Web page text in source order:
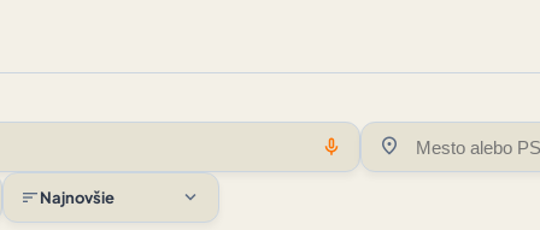
mic location_on
sortNajnovšie expand_more